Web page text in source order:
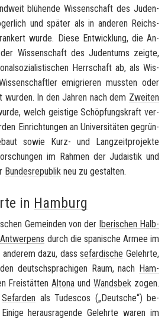
blü­hen­de Wis­sen­schaft des Ju­den­
und spä­ter als in an­de­ren Reichs­
wurde. Diese Ent­wick­lung, die An­
Wis­sen­schaft des Ju­den­tums zeig­te,
Herr­schaft ab, als Wis­
emi­grie­ren muss­ten oder
In den Jah­ren nach dem Zwei­ten
welch geis­ti­ge Schöp­fungs­kraft ver­
Ein­rich­tun­gen an Uni­ver­si­tä­ten ge­grün­
sowie Kurz- und Lang­zeit­pro­jek­te
im Rah­men der Ju­da­is­tik und
Bun­des­re­pu­blik neu zu ge­stal­ten.
in Hamburg
Ge­mein­den von der Ibe­ri­schen Halb­
Ant­wer­pens durch die spa­ni­sche Armee im
dazu, dassse­far­di­sche Ge­lehr­te,
deutsch­spra­chi­gen Raum, nach Ham­
Frei­stät­tenAl­to­na undWands­bek zogen.
Se­far­den alsTu­des­cos („Deut­sche“) be­
her­aus­ra­gen­de Ge­lehr­te waren im